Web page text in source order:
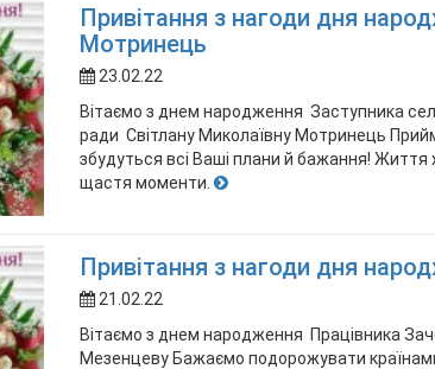
Привітання з нагоди дня
Мотринець
23.02.22
Вітаємо з днем народження Заступника
ради Світлану Миколаївну Мотринець
збудуться всі Ваші плани й бажання! Життя
щастя моменти.
Привітання з нагоди дня
21.02.22
Вітаємо з днем народження Працівника
Мезенцеву Бажаємо подорожувати